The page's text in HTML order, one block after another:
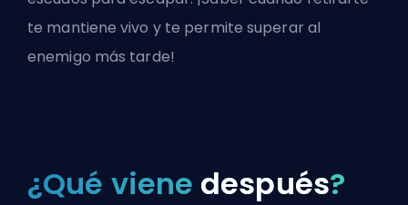
te mantiene vivo y te permite superar al
enemigo más tarde!
¿Qué viene después?